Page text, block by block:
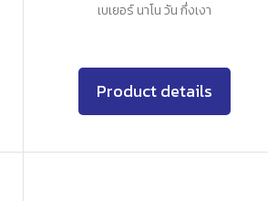
เบเยอร์ นาโน วัน กึ่งเงา
Product details